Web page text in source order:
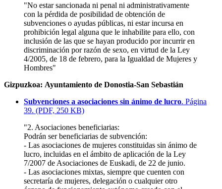
"No estar sancionada ni penal ni administrativamente
con la pérdida de posibilidad de obtención de
subvenciones o ayudas públicas, ni estar incursa en
prohibición legal alguna que le inhabilite para ello, con
inclusión de las que se hayan producido por incurrir en
discriminación por razón de sexo, en virtud de la Ley
4/2005, de 18 de febrero, para la Igualdad de Mujeres y
Hombres"
Gizpuzkoa: Ayuntamiento de Donostia-San Sebastián
Subvenciones a asociaciones sin ánimo de lucro. Página
39. (PDF, 250 KB)
"2. Asociaciones beneficiarias:
Podrán ser beneficiarias de subvención:
- Las asociaciones de mujeres constituidas sin ánimo de
lucro, incluidas en el ámbito de aplicación de la Ley
7/2007 de Asociaciones de Euskadi, de 22 de junio.
- Las asociaciones mixtas, siempre que cuenten con
secretaría de mujeres, delegación o cualquier otro